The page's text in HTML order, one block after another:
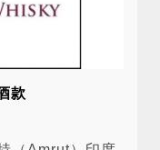
款